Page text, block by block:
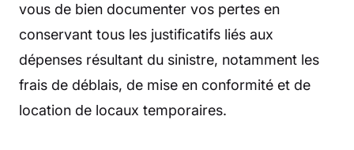
vous de bien documenter vos pertes en
conservant tous les justificatifs liés aux
dépenses résultant du sinistre, notamment les
frais de déblais, de mise en conformité et de
location de locaux temporaires.